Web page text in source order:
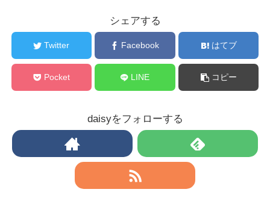
シェアする
Twitter Facebook はてブ
Pocket LINE コピー
daisyをフォローする